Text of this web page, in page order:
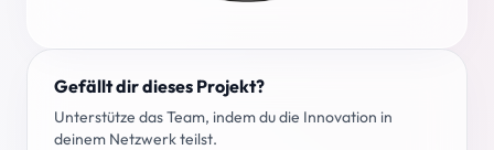
Gefällt dir dieses Projekt?
Unterstütze das Team, indem du die Innovation in
deinem Netzwerk teilst.